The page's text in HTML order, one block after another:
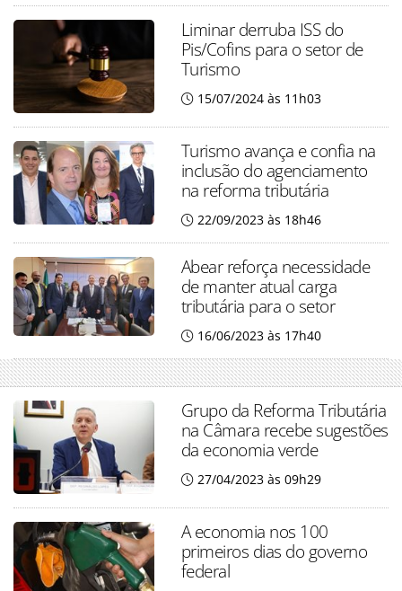
Liminar derruba ISS do
Pis/Cofins para o setor de
Turismo
15/07/2024 às 11h03
Turismo avança e confia na
inclusão do agenciamento
na reforma tributária
22/09/2023 às 18h46
Abear reforça necessidade
de manter atual carga
tributária para o setor
16/06/2023 às 17h40
Grupo da Reforma Tributária
na Câmara recebe sugestões
da economia verde
27/04/2023 às 09h29
A economia nos 100
primeiros dias do governo
federal